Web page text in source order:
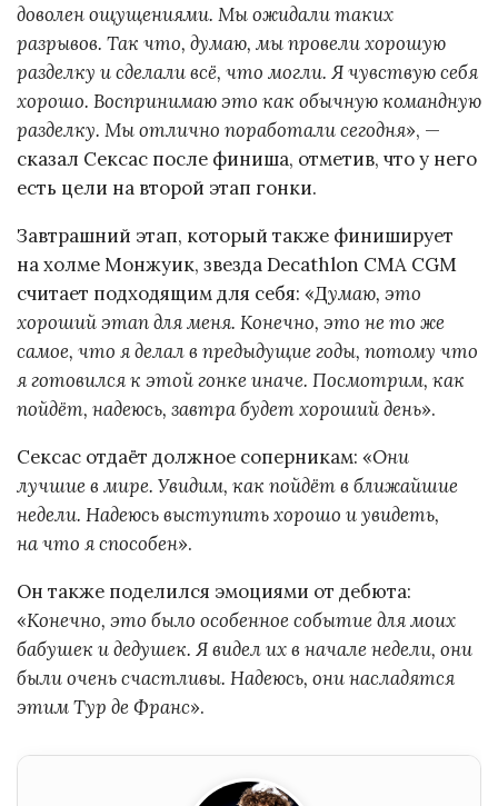
доволен ощущениями. Мы ожидали таких
разрывов. Так что, думаю, мы провели хорошую
разделку и сделали всё, что могли. Я чувствую себя
хорошо. Воспринимаю это как обычную командную
разделку. Мы отлично поработали сегодня», —
сказал Сексас после финиша, отметив, что у него
есть цели на второй этап гонки.
Завтрашний этап, который также финиширует
на холме Монжуик, звезда Decathlon CMA CGM
считает подходящим для себя: «Думаю, это
хороший этап для меня. Конечно, это не то же
самое, что я делал в предыдущие годы, потому что
я готовился к этой гонке иначе. Посмотрим, как
пойдёт, надеюсь, завтра будет хороший день».
Сексас отдаёт должное соперникам: «Они
лучшие в мире. Увидим, как пойдёт в ближайшие
недели. Надеюсь выступить хорошо и увидеть,
на что я способен».
Он также поделился эмоциями от дебюта:
«Конечно, это было особенное событие для моих
бабушек и дедушек. Я видел их в начале недели, они
были очень счастливы. Надеюсь, они насладятся
этим Тур де Франс».